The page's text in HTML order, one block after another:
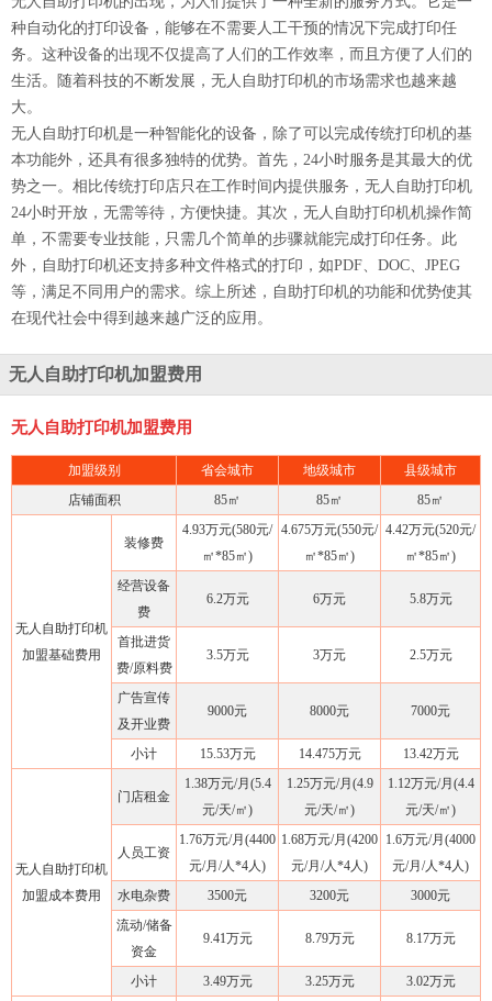
种自动化的打印设备，能够在不需要人工干预的情况下完成打印任
务。这种设备的出现不仅提高了人们的工作效率，而且方便了人们的
生活。随着科技的不断发展，无人自助打印机的市场需求也越来越
大。
无人自助打印机是一种智能化的设备，除了可以完成传统打印机的基
本功能外，还具有很多独特的优势。首先，24小时服务是其最大的优
势之一。相比传统打印店只在工作时间内提供服务，无人自助打印机
24小时开放，无需等待，方便快捷。其次，无人自助打印机机操作简
单，不需要专业技能，只需几个简单的步骤就能完成打印任务。此
外，自助打印机还支持多种文件格式的打印，如PDF、DOC、JPEG
等，满足不同用户的需求。综上所述，自助打印机的功能和优势使其
在现代社会中得到越来越广泛的应用。
无人自助打印机加盟费用
无人自助打印机加盟费用
加盟级别 省会城市 地级城市
县级城市
店铺面积
85㎡ 85㎡ 85㎡
无人自助打印机
加盟基础费用
装修费
4.93万元(580元/
㎡*85㎡)
4.675万元(550元/
㎡*85㎡)
4.42万元(520元/
㎡*85㎡)
经营设备
费
6.2万元 6万元 5.8万元
首批进货
费/原料费
3.5万元 3万元 2.5万元
广告宣传
及开业费
9000元 8000元 7000元
小计 15.53万元 14.475万元 13.42万元
无人自助打印机
加盟成本费用
门店租金
1.38万元/月(5.4
元/天/㎡)
1.25万元/月(4.9
元/天/㎡)
1.12万元/月(4.4
元/天/㎡)
人员工资
1.76万元/月(4400
元/月/人*4人)
1.68万元/月(4200
元/月/人*4人)
1.6万元/月(4000
元/月/人*4人)
水电杂费
3500元 3200元
3000元
流动/储备
资金
9.41万元 8.79万元 8.17万元
小计 3.49万元 3.25万元
3.02万元